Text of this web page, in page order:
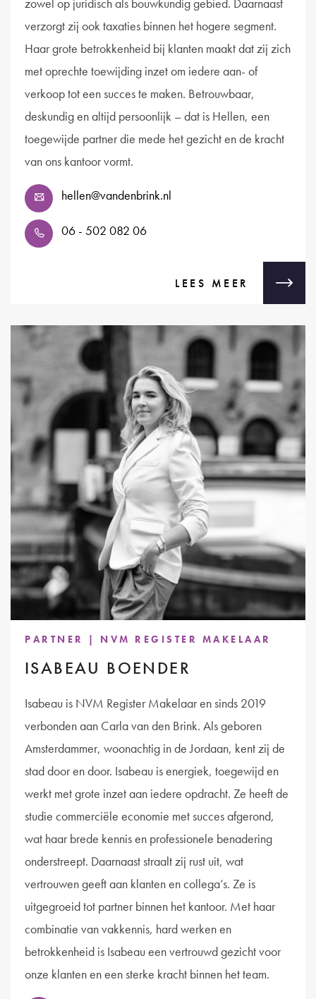
zowel op juridisch als bouwkundig gebied. Daarnaast
verzorgt zij ook taxaties binnen het hogere segment.
Haar grote betrokkenheid bij klanten maakt dat zij zich
met oprechte toewijding inzet om iedere aan- of
verkoop tot een succes te maken. Betrouwbaar,
deskundig en altijd persoonlijk – dat is Hellen, een
toegewijde partner die mede het gezicht en de kracht
van ons kantoor vormt.
hellen@vandenbrink.nl
06 - 502 082 06
LEES MEER
PARTNER | NVM REGISTER MAKELAAR
ISABEAU BOENDER
Isabeau is NVM Register Makelaar en sinds 2019
verbonden aan Carla van den Brink. Als geboren
Amsterdammer, woonachtig in de Jordaan, kent zij de
stad door en door. Isabeau is energiek, toegewijd en
werkt met grote inzet aan iedere opdracht. Ze heeft de
studie commerciële economie met succes afgerond,
wat haar brede kennis en professionele benadering
onderstreept. Daarnaast straalt zij rust uit, wat
vertrouwen geeft aan klanten en collega’s. Ze is
uitgegroeid tot partner binnen het kantoor. Met haar
combinatie van vakkennis, hard werken en
betrokkenheid is Isabeau een vertrouwd gezicht voor
onze klanten en een sterke kracht binnen het team.